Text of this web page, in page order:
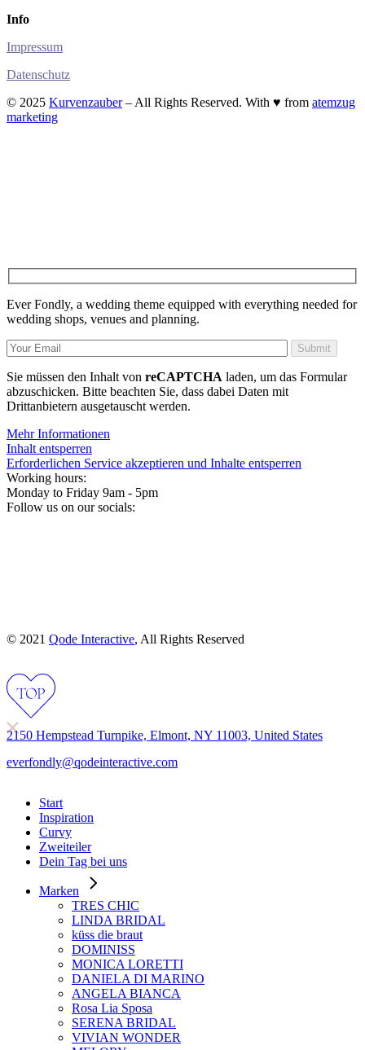
Info
Impressum
Datenschutz
© 2025 Kurvenzauber– All Rights Reserved. With ♥ from atemzug
marketing
Ever Fondly, a wedding theme equipped with everything needed for
wedding shops, venues and planning.
Submit
Sie müssen den Inhalt von reCAPTCHA laden, um das Formular
abzuschicken. Bitte beachten Sie, dass dabei Daten mit
Drittanbietern ausgetauscht werden.
Mehr Informationen
Inhalt entsperren
Erforderlichen Service akzeptieren und Inhalte entsperren
Working hours:
Monday to Friday 9am - 5pm
Follow us on our socials:
© 2021 Qode Interactive, All Rights Reserved
2150 Hempstead Turnpike, Elmont, NY 11003, United States
everfondly@qodeinteractive.com
Start
Inspiration
Curvy
Zweiteiler
Dein Tag bei uns
Marken
TRES CHIC
LINDA BRIDAL
küss die braut
DOMINISS
MONICA LORETTI
DANIELA DI MARINO
ANGELA BIANCA
Rosa Lia Sposa
SERENA BRIDAL
VIVIAN WONDER